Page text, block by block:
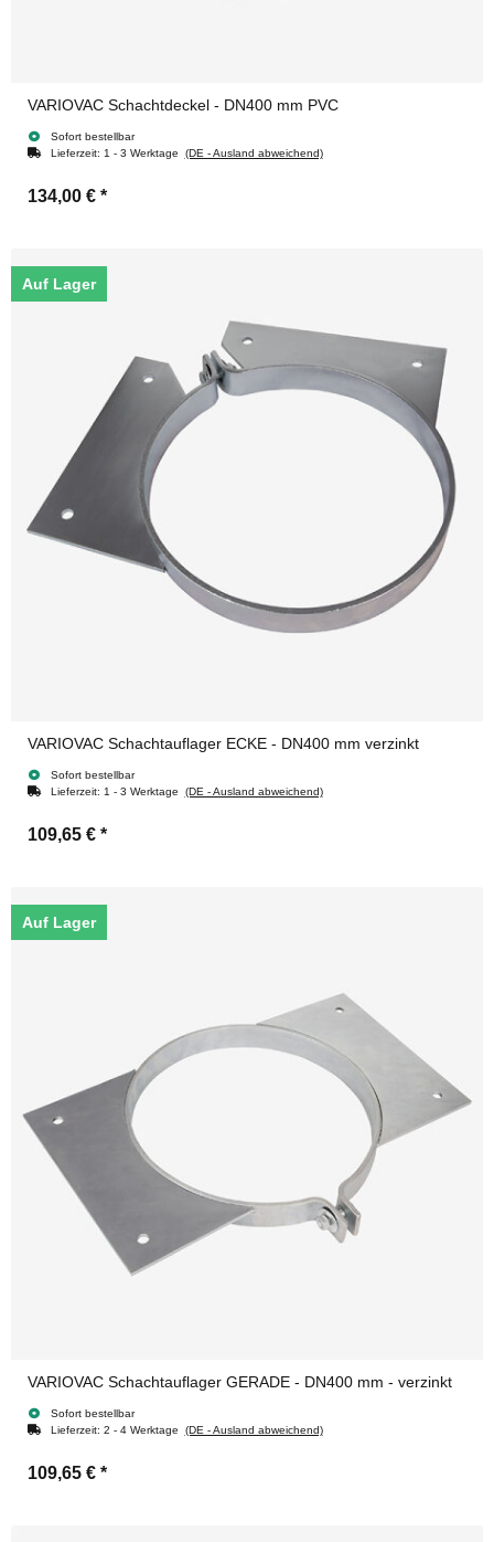
VARIOVAC Schachtdeckel - DN400 mm PVC
Sofort bestellbar
Lieferzeit: 1 - 3 Werktage (DE - Ausland abweichend)
134,00 € *
Auf Lager
VARIOVAC Schachtauflager ECKE - DN400 mm verzinkt
Sofort bestellbar
Lieferzeit: 1 - 3 Werktage (DE - Ausland abweichend)
109,65 € *
Auf Lager
VARIOVAC Schachtauflager GERADE - DN400 mm - verzinkt
Sofort bestellbar
Lieferzeit: 2 - 4 Werktage (DE - Ausland abweichend)
109,65 € *